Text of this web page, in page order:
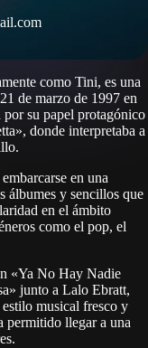
como Tini, es una
de marzo de 1997 en
su papel protagónico
donde interpretaba a
en una
álbumes y sencillos que
en el ámbito
como el pop, el
«Ya No Hay Nadie
junto a Lalo Ebratt,
musical fresco y
permitido llegar a una